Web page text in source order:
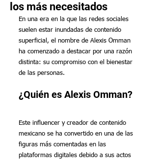
los más necesitados
En una era en la que las redes sociales
suelen estar inundadas de contenido
superficial, el nombre de Alexis Omman
ha comenzado a destacar por una razón
distinta: su compromiso con el bienestar
de las personas.
¿Quién es Alexis Omman?
Este influencer y creador de contenido
mexicano se ha convertido en una de las
figuras más comentadas en las
plataformas digitales debido a sus actos